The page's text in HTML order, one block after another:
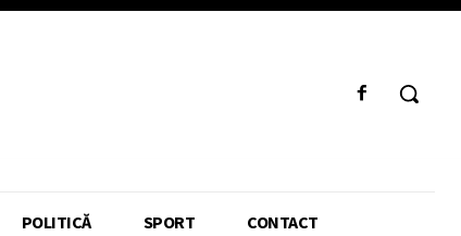
POLITICĂ SPORT CONTACT